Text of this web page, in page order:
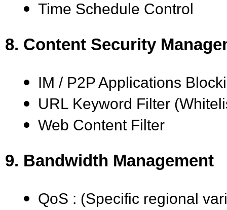
Time Schedule Control
8. Content Security
IM / P2P Applications
URL Keyword Filter
Web Content Filter
9. Bandwidth Management
QoS : (Specific regional